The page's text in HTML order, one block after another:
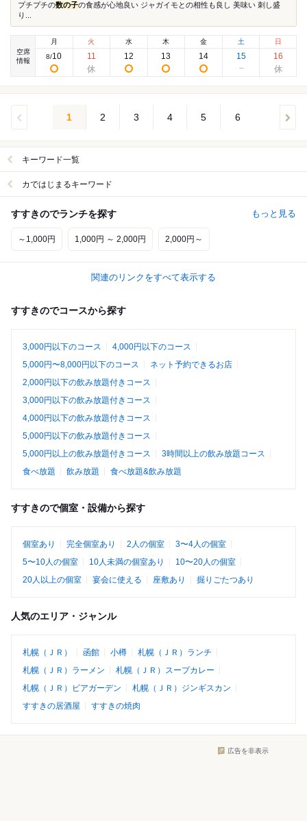
プチプチの数の子の食感が心地良い ジャガイモとの相性も良し 美味い 刺し盛
り...
空席
情報
月
8/10
火
11
水
12
木
13
金
14
土
15
日
16
1 2 3 4 5 6
キーワード一覧
カではじまるキーワード
すすきのでランチを探す もっと見る
～1,000円 1,000円 ～ 2,000円 2,000円～
関連のリンクをすべて表示する
すすきのでコースから探す
3,000円以下のコース
4,000円以下のコース
5,000円〜8,000円以下のコース
ネット予約できるお店
2,000円以下の飲み放題付きコース
3,000円以下の飲み放題付きコース
4,000円以下の飲み放題付きコース
5,000円以下の飲み放題付きコース
5,000円以上の飲み放題付きコース
3時間以上の飲み放題コース
食べ放題
飲み放題 食べ放題&飲み放題
すすきので個室・設備から探す
個室あり 完全個室あり 2人の個室
3〜4人の個室
5〜10人の個室
10人未満の個室あり
10〜20人の個室
20人以上の個室
宴会に使える 座敷あり 掘りごたつあり
人気のエリア・ジャンル
札幌（ＪＲ） 函館 小樽
札幌（ＪＲ）ランチ
札幌（ＪＲ）ラーメン
札幌（ＪＲ）スープカレー
札幌（ＪＲ）ビアガーデン
札幌（ＪＲ）ジンギスカン
すすきの居酒屋
すすきの焼肉
広告を非表示